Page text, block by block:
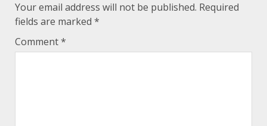
Your email address will not be published. Required
fields are marked *
Comment*